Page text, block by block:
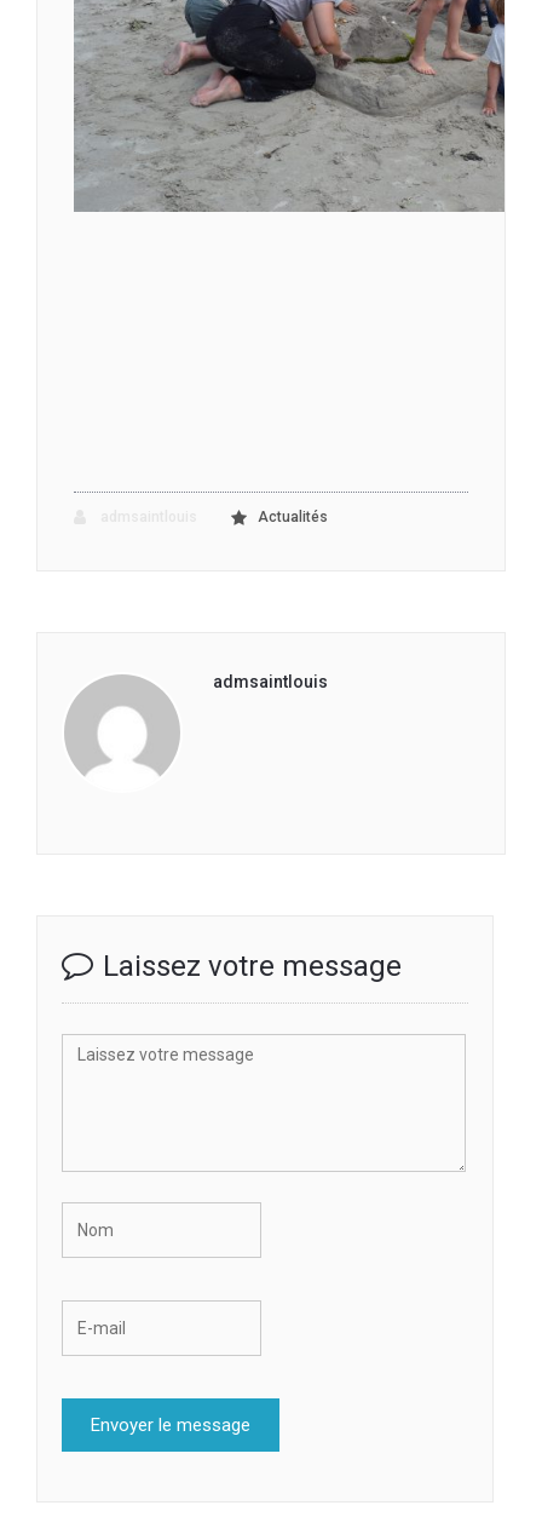
Actualités
admsaintlouis
Laissez votre message